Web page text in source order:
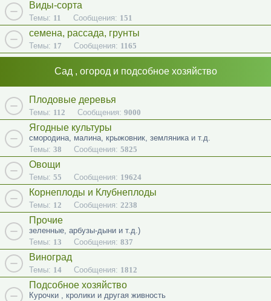
Виды-сорта
Темы: 11 Сообщения: 151
семена, рассада, грунты
Темы: 17 Сообщения: 1165
Сад , огород и подсобное хозяйство
Плодовые деревья
Темы: 112 Сообщения: 9000
Ягодные культуры
смородина, малина, крыжовник, земляника и т.д.
Темы: 38 Сообщения: 5825
Овощи
Темы: 55 Сообщения: 19624
Корнеплоды и Клубнеплоды
Темы: 12 Сообщения: 2238
Прочие
зеленные, арбузы-дыни и т.д.)
Темы: 13 Сообщения: 837
Виноград
Темы: 14 Сообщения: 1812
Подсобное хозяйство
Курочки , кролики и другая живность